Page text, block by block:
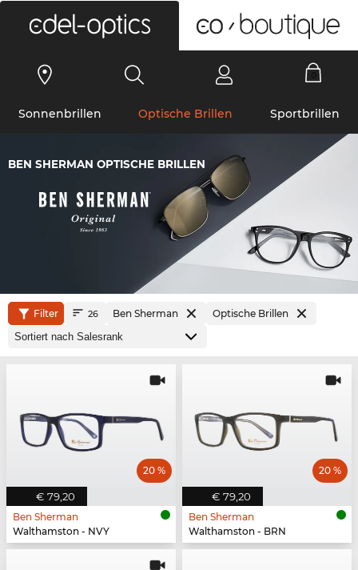
Sonnenbrillen Optische Brillen Sportbrillen
BEN SHERMAN OPTISCHE BRILLEN
Filter 26 Ben Sherman Optische Brillen
€ 79,20
20 %
Ben Sherman
Walthamston - NVY
€ 79,20
20 %
Ben Sherman
Walthamston - BRN